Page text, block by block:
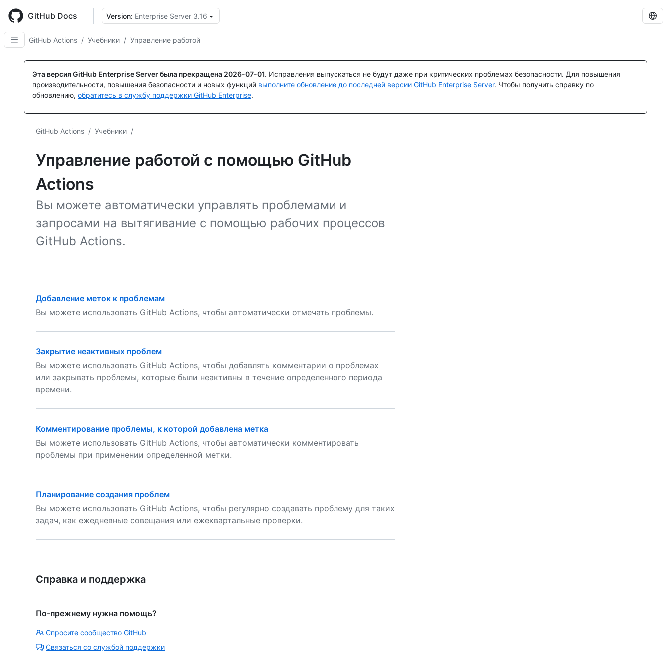
main
content
GitHub Docs Version: Enterprise Server 3.16
GitHub Actions / Учебники / Управление работой
Эта версия GitHub Enterprise Server была прекращена 2026-07-01. Исправления выпускаться не будут даже при критических проблемах безопасности. Для повышения
производительности, повышения безопасности и новых функций выполните обновление до последней версии GitHub Enterprise Server. Чтобы получить справку по
обновлению, обратитесь в службу поддержки GitHub Enterprise.
GitHub Actions / Учебники /
Управление работой с помощью GitHub
Actions
Вы можете автоматически управлять проблемами и
запросами на вытягивание с помощью рабочих процессов
GitHub Actions.
Добавление меток к проблемам
Вы можете использовать GitHub Actions, чтобы автоматически отмечать проблемы.
Закрытие неактивных проблем
Вы можете использовать GitHub Actions, чтобы добавлять комментарии о проблемах
или закрывать проблемы, которые были неактивны в течение определенного периода
времени.
Комментирование проблемы, к которой добавлена метка
Вы можете использовать GitHub Actions, чтобы автоматически комментировать
проблемы при применении определенной метки.
Планирование создания проблем
Вы можете использовать GitHub Actions, чтобы регулярно создавать проблему для таких
задач, как ежедневные совещания или ежеквартальные проверки.
Справка и поддержка
По-прежнему нужна помощь?
Спросите сообщество GitHub
Связаться со службой поддержки